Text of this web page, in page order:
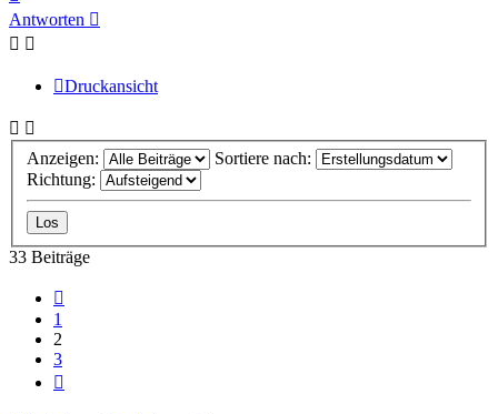
oben
Antworten
Druckansicht
Anzeigen:
Sortiere nach:
Richtung:
33 Beiträge
1
2
3